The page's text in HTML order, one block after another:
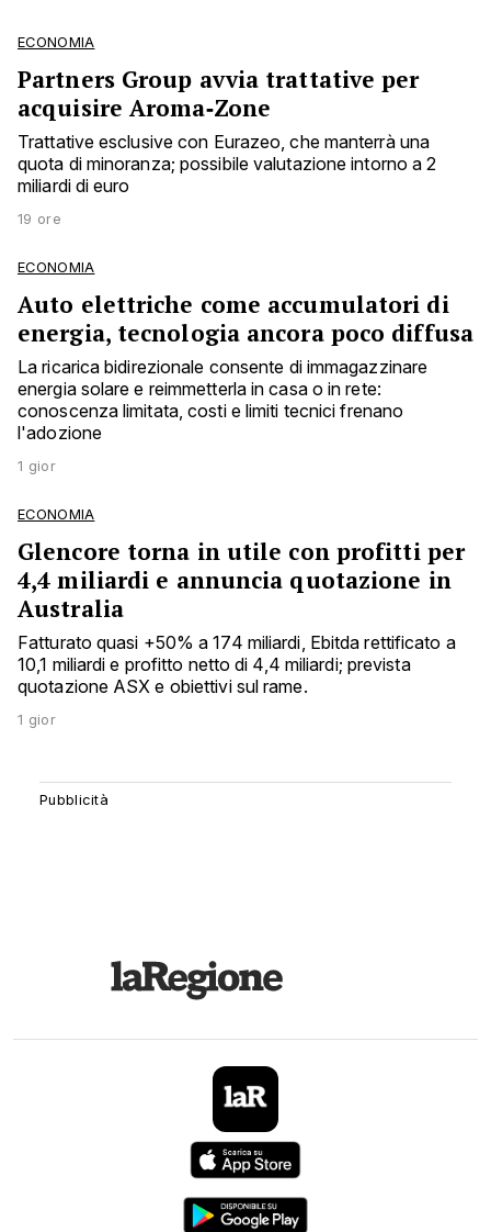
ECONOMIA
Partners Group avvia trattative per
acquisire Aroma‑Zone
Trattative esclusive con Eurazeo, che manterrà una
quota di minoranza; possibile valutazione intorno a 2
miliardi di euro
19 ore
ECONOMIA
Auto elettriche come accumulatori di
energia, tecnologia ancora poco diffusa
La ricarica bidirezionale consente di immagazzinare
energia solare e reimmetterla in casa o in rete:
conoscenza limitata, costi e limiti tecnici frenano
l'adozione
1 gior
ECONOMIA
Glencore torna in utile con profitti per
4,4 miliardi e annuncia quotazione in
Australia
Fatturato quasi +50% a 174 miliardi, Ebitda rettificato a
10,1 miliardi e profitto netto di 4,4 miliardi; prevista
quotazione ASX e obiettivi sul rame.
1 gior